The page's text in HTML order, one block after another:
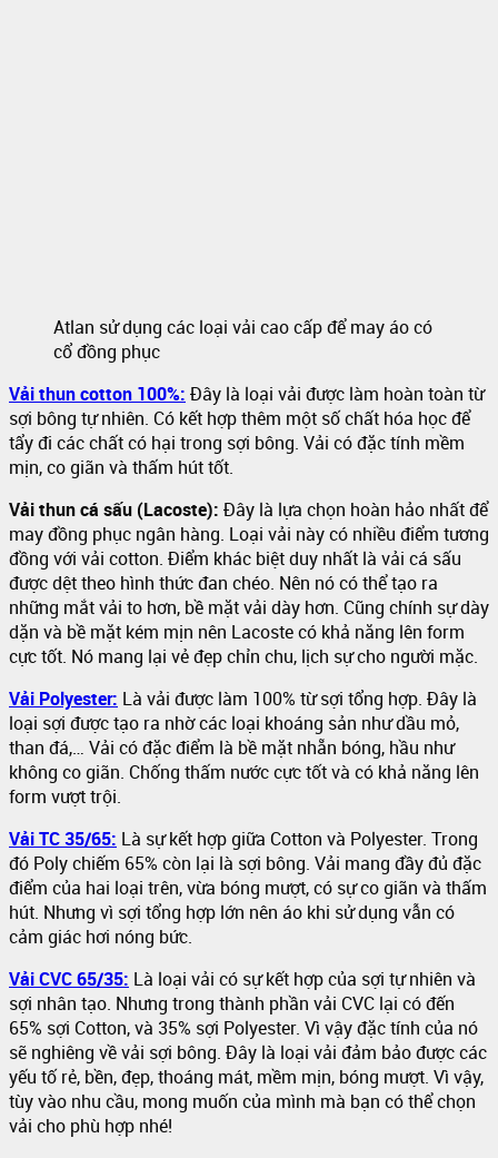
Atlan sử dụng các loại vải cao cấp để may áo có
cổ đồng phục
Vải thun cotton 100%: Đây là loại vải được làm hoàn toàn từ
sợi bông tự nhiên. Có kết hợp thêm một số chất hóa học để
tẩy đi các chất có hại trong sợi bông. Vải có đặc tính mềm
mịn, co giãn và thấm hút tốt.
Vải thun cá sấu (Lacoste): Đây là lựa chọn hoàn hảo nhất để
may đồng phục ngân hàng. Loại vải này có nhiều điểm tương
đồng với vải cotton. Điểm khác biệt duy nhất là vải cá sấu
được dệt theo hình thức đan chéo. Nên nó có thể tạo ra
những mắt vải to hơn, bề mặt vải dày hơn. Cũng chính sự dày
dặn và bề mặt kém mịn nên Lacoste có khả năng lên form
cực tốt. Nó mang lại vẻ đẹp chỉn chu, lịch sự cho người mặc.
Vải Polyester: Là vải được làm 100% từ sợi tổng hợp. Đây là
loại sợi được tạo ra nhờ các loại khoáng sản như dầu mỏ,
than đá,… Vải có đặc điểm là bề mặt nhẵn bóng, hầu như
không co giãn. Chống thấm nước cực tốt và có khả năng lên
form vượt trội.
Vải TC 35/65: Là sự kết hợp giữa Cotton và Polyester. Trong
đó Poly chiếm 65% còn lại là sợi bông. Vải mang đầy đủ đặc
điểm của hai loại trên, vừa bóng mượt, có sự co giãn và thấm
hút. Nhưng vì sợi tổng hợp lớn nên áo khi sử dụng vẫn có
cảm giác hơi nóng bức.
Vải CVC 65/35: Là loại vải có sự kết hợp của sợi tự nhiên và
sợi nhân tạo. Nhưng trong thành phần vải CVC lại có đến
65% sợi Cotton, và 35% sợi Polyester. Vì vậy đặc tính của nó
sẽ nghiêng về vải sợi bông. Đây là loại vải đảm bảo được các
yếu tố rẻ, bền, đẹp, thoáng mát, mềm mịn, bóng mượt. Vì vậy,
tùy vào nhu cầu, mong muốn của mình mà bạn có thể chọn
vải cho phù hợp nhé!